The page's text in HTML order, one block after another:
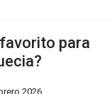
para
2026